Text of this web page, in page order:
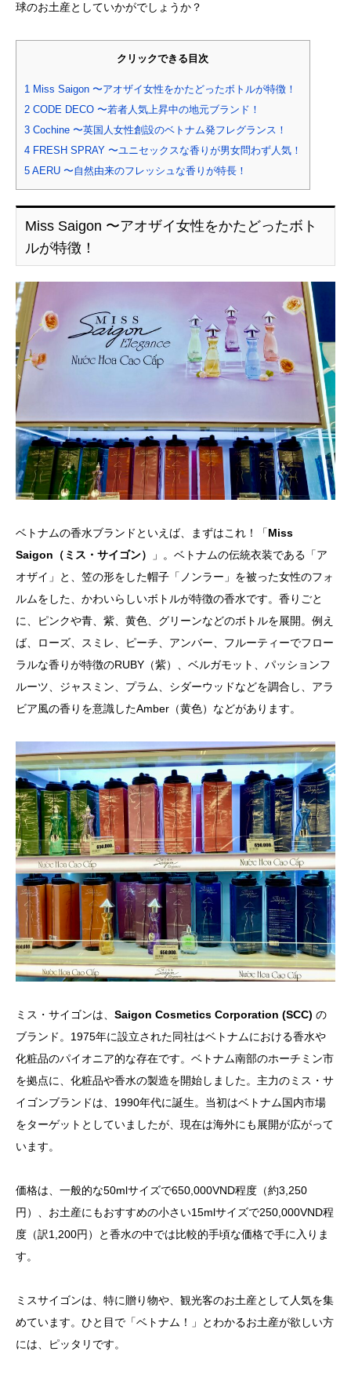
球のお土産としていかがでしょうか？
クリックできる目次
1 Miss Saigon 〜アオザイ女性をかたどったボトルが特徴！
2 CODE DECO 〜若者人気上昇中の地元ブランド！
3 Cochine 〜英国人女性創設のベトナム発フレグランス！
4 FRESH SPRAY 〜ユニセックスな香りが男女問わず人気！
5 AERU 〜自然由来のフレッシュな香りが特長！
Miss Saigon 〜アオザイ女性をかたどったボト
ルが特徴！
ベトナムの香水ブランドといえば、まずはこれ！「Miss
Saigon（ミス・サイゴン）
」。ベトナムの伝統衣装である「ア
オザイ」と、笠の形をした帽子「ノンラー」を被った女性のフォ
ルムをした、かわいらしいボトルが特徴の香水です。香りごと
に、ピンクや青、紫、黄色、グリーンなどのボトルを展開。例え
ば、ローズ、スミレ、ピーチ、アンバー、フルーティーでフロー
ラルな香りが特徴のRUBY（紫）、ベルガモット、パッションフ
ルーツ、ジャスミン、プラム、シダーウッドなどを調合し、アラ
ビア風の香りを意識したAmber（黄色）などがあります。
ミス・サイゴンは、 Saigon Cosmetics Corporation (SCC) の
ブランド。1975年に設立された同社はベトナムにおける香水や
化粧品のパイオニア的な存在です。ベトナム南部のホーチミン市
を拠点に、化粧品や香水の製造を開始しました。主力のミス・サ
イゴンブランドは、1990年代に誕生。当初はベトナム国内市場
をターゲットとしていましたが、現在は海外にも展開が広がって
います。
価格は、一般的な50mlサイズで650,000VND程度（約3,250
円）、お土産にもおすすめの小さい15mlサイズで250,000VND程
度（訳1,200円）と香水の中では比較的手頃な価格で手に入りま
す。
ミスサイゴンは、特に贈り物や、観光客のお土産として人気を集
めています。ひと目で「ベトナム！」とわかるお土産が欲しい方
には、ピッタリです。